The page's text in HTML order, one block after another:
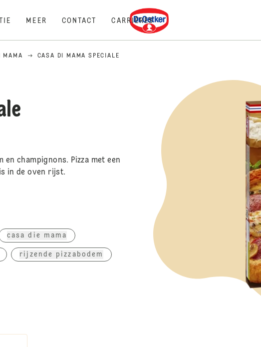
MEER CONTACT CARRIÈRES
Dr. Oetker
MAMA CASA DI MAMA SPECIALE
en champignons. Pizza met een
in de oven rijst.
casa die mama
rijzende pizzabodem